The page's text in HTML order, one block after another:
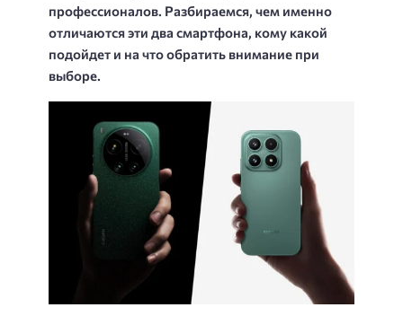
профессионалов. Разбираемся, чем именно
отличаются эти два смартфона, кому какой
подойдет и на что обратить внимание при
выборе.